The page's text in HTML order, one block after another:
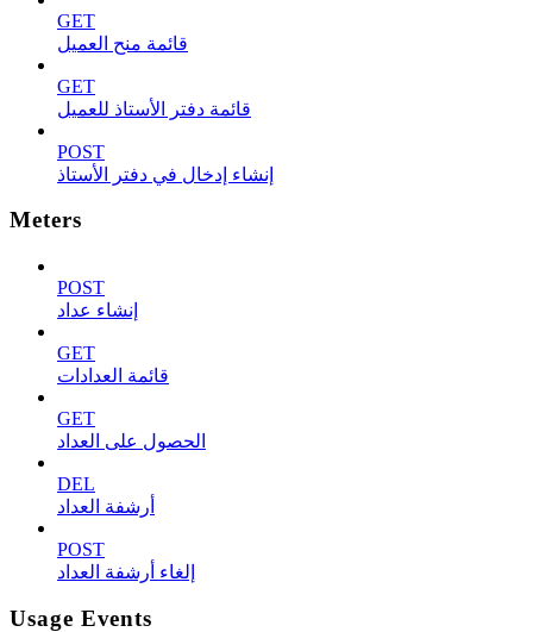
GET
قائمة منح العميل
GET
قائمة دفتر الأستاذ للعميل
POST
إنشاء إدخال في دفتر الأستاذ
Meters
POST
إنشاء عداد
GET
قائمة العدادات
GET
الحصول على العداد
DEL
أرشفة العداد
POST
إلغاء أرشفة العداد
Usage Events